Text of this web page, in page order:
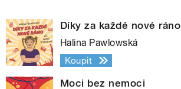
Díky za každé nové ráno
Halina Pawlowská
Koupit
Moci bez nemoci